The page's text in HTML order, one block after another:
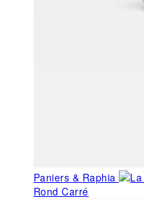
Paniers & Raphia
Rond Carré